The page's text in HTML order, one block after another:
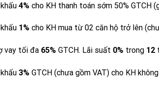
4% cho KH thanh toán sớm 50% GTCH
1% cho KH mua từ 02 căn hộ trở lên
vay tối đa 65% GTCH. Lãi suất 0% trong 12
3% GTCH (chưa gồm VAT) cho KH